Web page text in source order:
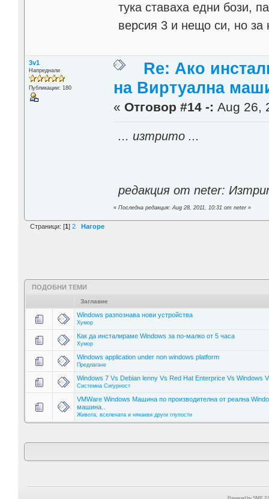
тука ставаха едни бози,
версия 3 и нещо си, но
3v1
Напреднали
Публикации: 180
Re: Ако
на Виртуална
« Отговор #14 -: Aug 26,
... изтрито ...
редакция от neter:
«Последна редакция: Aug 28, 2011, 10:31 от neter»
Страници: [1] 2 Нагоре
ПОДОБНИ ТЕМИ
Заглавие
Windows разпознава нови устройства
Хумор
Как да инсталираме Windows за по-малко от 5 часа
Хумор
Windows application under non windows platform
Предлагане
Windows 7 Vs Debian lenny Vs Red Hat Enterprice Vs Windows
Системна Сигурност
VMWare Windows Машина по производителна от реална
машина..
Живота, вселената и някакви други глупости